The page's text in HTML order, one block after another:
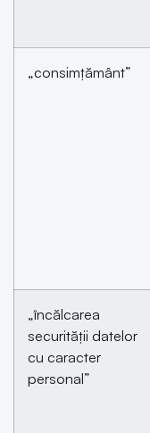
„consimțământ”
„încălcarea
securității datelor
cu caracter
personal”